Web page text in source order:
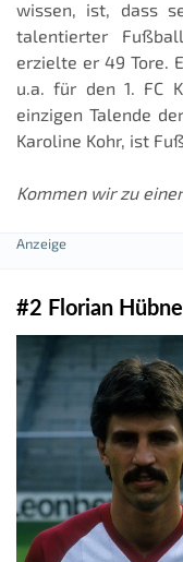
wissen, ist, dass
talentierter
erzielte er 49 Tore.
u.a. für den 1. FC
einzigen Talende
Karoline Kohr, ist
Kommen wir zu
#2 Florian